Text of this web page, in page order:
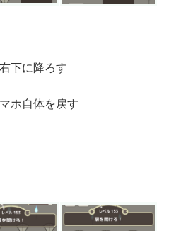
下に降ろす
ホ自体を戻す